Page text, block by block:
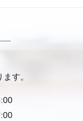
す。